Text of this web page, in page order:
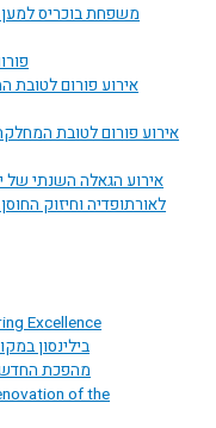
פורום
אירוע הגאלה השנתי של
Excellence
בילינסון
מהפכת
of the